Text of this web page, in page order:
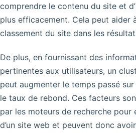
comprendre le contenu du site et
plus efficacement. Cela peut aider
classement du site dans les
De plus, en fournissant des
pertinentes aux utilisateurs, un
peut augmenter le temps passé
le taux de rebond. Ces facteurs
par les moteurs de recherche pour
d’un site web et peuvent donc